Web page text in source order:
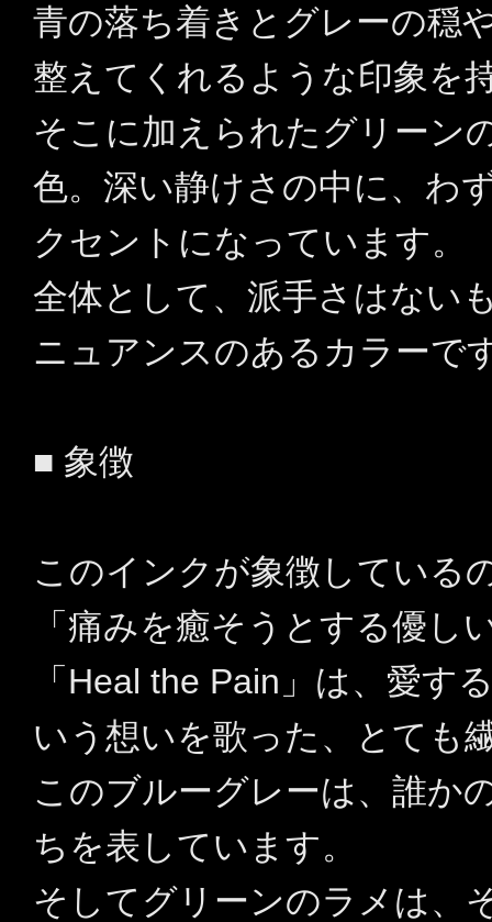
青の落ち着きとグレーの穏
整えてくれるような印象を
そこに加えられたグリーン
色。深い静けさの中に、わ
クセントになっています。
全体として、派手さはない
ニュアンスのあるカラーで
■ 象徴
このインクが象徴している
「痛みを癒そうとする優し
「Heal the Pain」は、愛す
いう想いを歌った、とても
このブルーグレーは、誰か
ちを表しています。
そしてグリーンのラメは、